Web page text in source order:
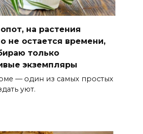
на растения
не остается времени,
только
экземпляры
— один из самых простых
уют.